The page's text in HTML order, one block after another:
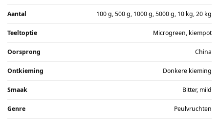
Aantal 100 g, 500 g, 1000 g, 5000 g, 10 kg, 20 kg
Teeltoptie Microgreen, kiempot
Oorsprong China
Ontkieming Donkere kieming
Smaak Bitter, mild
Genre Peulvruchten